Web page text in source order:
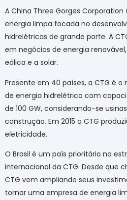
A China Three Gorges
energia limpa focada no
hidrelétricas de grande porte. A
em negócios de energia
eólica e a solar.
Presente em 40 países, a CTG é
de energia hidrelétrica com
de 100 GW, considerando-se
construção. Em 2015 a CTG
eletricidade.
O Brasil é um país prioritário na
internacional da CTG. Desde que
CTG vem ampliando seus
tornar uma empresa de energia